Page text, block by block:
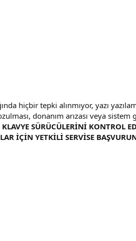
hiçbir tepki alınmıyor, yazı
donanım arızası veya
SÜRÜCÜLERİNİ KONTROL
İÇİN YETKİLİ SERVİSE